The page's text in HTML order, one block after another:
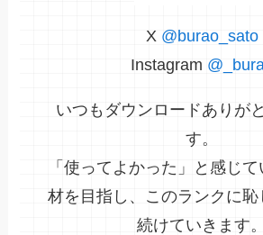
X @burao_sato
Instagram
いつもダウンロードありが
す。
「使ってよかった」と感じ
材を目指し、このランクに恥
続けていきます。